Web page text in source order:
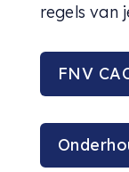
regels van
FNV